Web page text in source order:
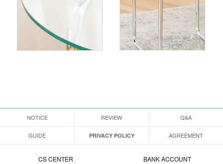
NOTICE REVIEW Q&A
GUIDE PRIVACY POLICY AGREEMENT
CS CENTER BANK ACCOUNT